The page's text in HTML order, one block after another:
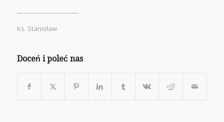
—————————–
Ks. Stanisław
Doceń i poleć nas